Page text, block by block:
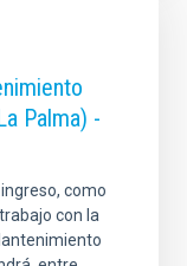
Palma) -
como
con la